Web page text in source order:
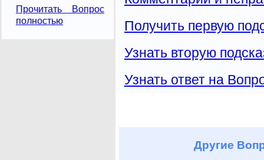
Прочитать Вопрос
полностью
Получить первую
Узнать вторую
Узнать ответ на
Другие